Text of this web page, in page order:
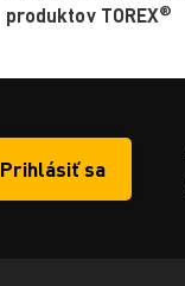
produktov TOREX®
Prihlásiť sa